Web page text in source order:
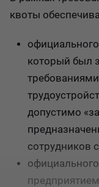
квоты
который был
допустимо
сотрудников